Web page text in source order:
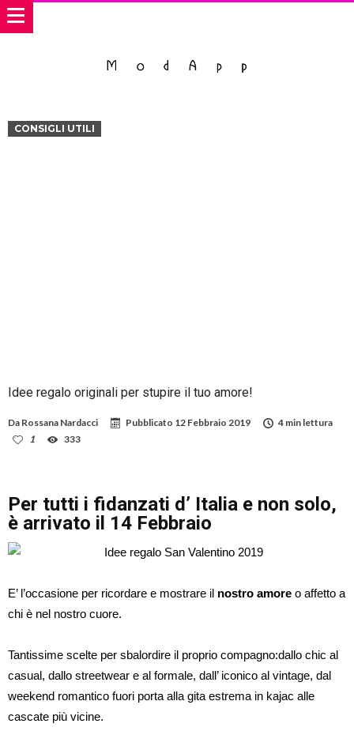
CONSIGLI UTILI
Idee regalo originali per stupire il tuo amore!
Da Rossana Nardacci Pubblicato 12 Febbraio 2019
4 min lettura
1
333
Per tutti i fidanzati d’ Italia e non solo,
è arrivato il 14 Febbraio
E’ l’occasione per ricordare e mostrare il nostro amore o affetto a
chi è nel nostro cuore.
Tantissime scelte per sbalordire il proprio compagno:dallo chic al
casual, dallo streetwear e al formale, dall’ iconico al vintage, dal
weekend romantico fuori porta alla gita estrema in kajac alle
cascate più vicine.